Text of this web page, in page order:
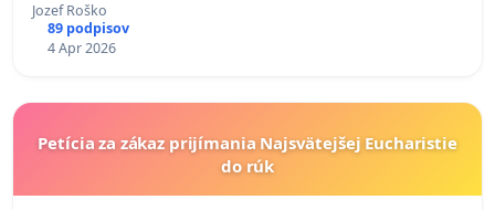
Jozef Roško
89 podpisov
4 Apr 2026
Petícia za zákaz prijímania Najsvätejšej Eucharistie
do rúk